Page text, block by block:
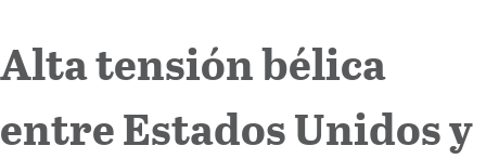
Colaboradores
Internacional
Alta tensión bélica
entre Estados Unidos y